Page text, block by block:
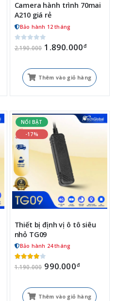
Camera hành trình 70mai
A210 giá rẻ
Bảo hành 12 tháng
2.190.000 1.890.000đ
Thêm vào giỏ hàng
NỔI BẬT
-17%
Thiết bị định vị ô tô siêu
nhỏ TG09
Bảo hành 24 tháng
1.190.000 990.000đ
Thêm vào giỏ hàng